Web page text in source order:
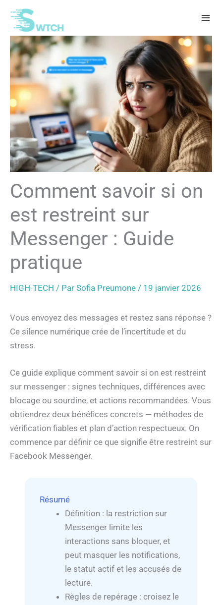
contenu
Comment savoir si on
est restreint sur
Messenger : Guide
pratique
HIGH-TECH / Par Sofia Preumone / 19 janvier 2026
Vous envoyez des messages et restez sans réponse ?
Ce silence numérique crée de l’incertitude et du
stress.
Ce guide explique comment savoir si on est restreint
sur messenger : signes techniques, différences avec
blocage ou sourdine, et actions recommandées. Vous
obtiendrez deux bénéfices concrets — méthodes de
vérification fiables et plan d’action respectueux. On
commence par définir ce que signifie être restreint sur
Facebook Messenger.
Résumé
Définition : la restriction sur
Messenger limite les
interactions sans bloquer, et
peut masquer les notifications,
le statut actif et les accusés de
lecture.
Règles de repérage : croisez le